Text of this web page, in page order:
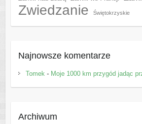
Zwiedzanie Świętokrzyskie
Najnowsze komentarze
Tomek - Moje 1000 km przygód jadąc
Archiwum